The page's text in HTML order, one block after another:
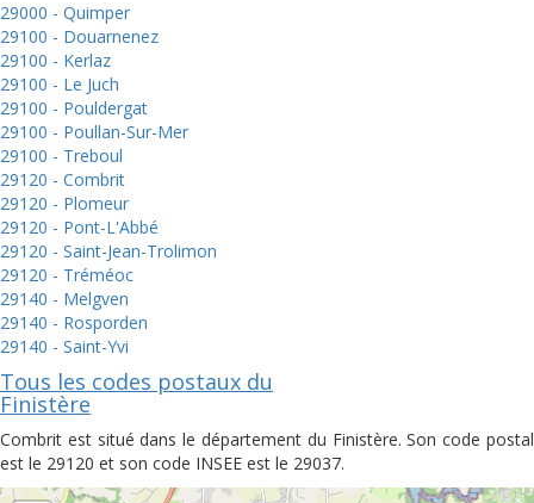
29000 - Quimper
29100 - Douarnenez
29100 - Kerlaz
29100 - Le Juch
29100 - Pouldergat
29100 - Poullan-Sur-Mer
29100 - Treboul
29120 - Combrit
29120 - Plomeur
29120 - Pont-L'Abbé
29120 - Saint-Jean-Trolimon
29120 - Tréméoc
29140 - Melgven
29140 - Rosporden
29140 - Saint-Yvi
Tous les codes postaux du
Finistère
Combrit est situé dans le département du Finistère. Son code postal
est le 29120 et son code INSEE est le 29037.